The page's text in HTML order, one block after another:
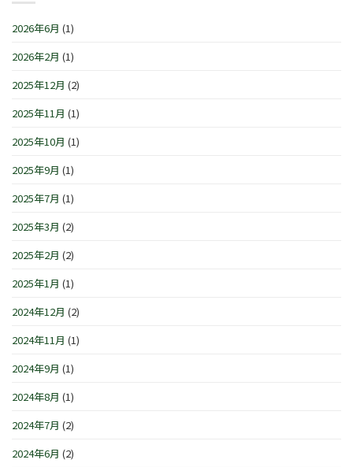
ョ
IN
浜/
町』！！
は
1
(日)
は
で
は
2026年6月 (1)
2026年2月 (1)
2025年12月 (2)
2025年11月 (1)
2025年10月 (1)
2025年9月 (1)
2025年7月 (1)
2025年3月 (2)
2025年2月 (2)
2025年1月 (1)
2024年12月 (2)
2024年11月 (1)
2024年9月 (1)
2024年8月 (1)
2024年7月 (2)
2024年6月 (2)